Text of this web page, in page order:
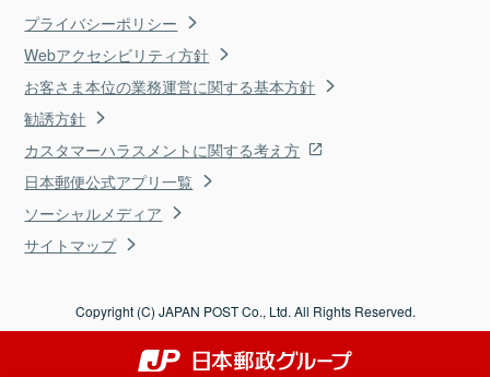
プライバシーポリシー
Webアクセシビリティ方針
お客さま本位の業務運営に関する基本方針
勧誘方針
カスタマーハラスメントに関する考え方
日本郵便公式アプリ一覧
ソーシャルメディア
サイトマップ
Copyright (C) JAPAN POST Co., Ltd. All Rights Reserved.